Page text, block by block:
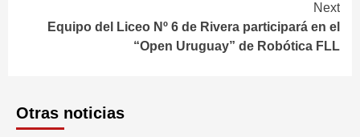
Next
Equipo del Liceo Nº 6 de Rivera participará en el
“Open Uruguay” de Robótica FLL
Otras noticias